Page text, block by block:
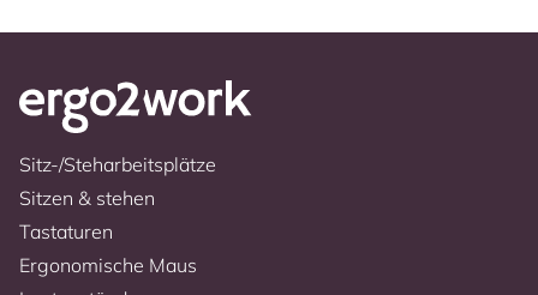
Sitz-/Steharbeitsplätze
Sitzen & stehen
Tastaturen
Ergonomische Maus